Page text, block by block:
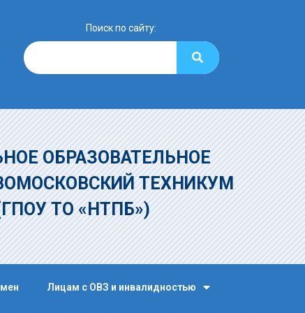
Поиск по сайту:
ОБРАЗОВАТЕЛЬНОЕ
ТЕХНИКУМ
ТО «НТПБ»)
Лицам с ОВЗ и инвалидностью